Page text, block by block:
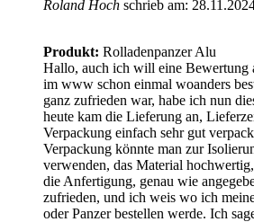
Roland Hoch schrieb am:
Produkt: Rolladenpanzer Alu
Hallo, auch ich will eine Bewertung
im www schon einmal woanders
ganz zufrieden war, habe ich nun
heute kam die Lieferung an,
Verpackung einfach sehr gut
Verpackung könnte man zur
verwenden, das Material
die Anfertigung, genau wie
zufrieden, und ich weis wo ich
oder Panzer bestellen werde. Ich